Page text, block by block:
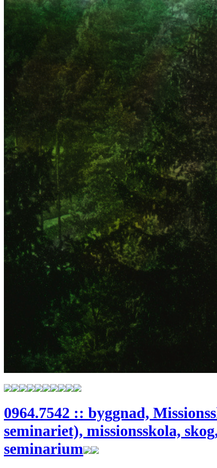
0964.7542 :: byggnad,
seminariet), missionsskola,
seminarium